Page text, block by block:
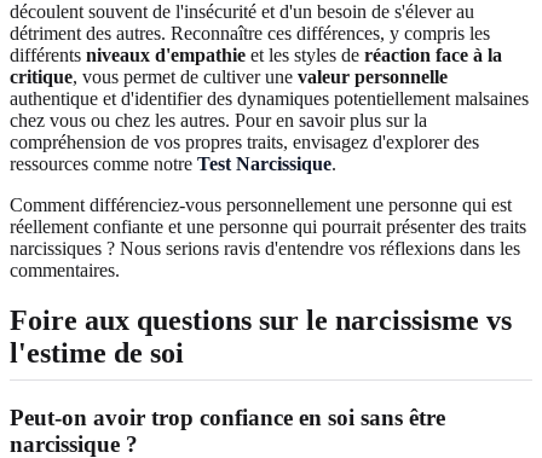
découlent souvent de l'insécurité et d'un besoin de s'élever au
détriment des autres. Reconnaître ces différences, y compris les
différents niveaux d'empathie et les styles de réaction face à la
critique, vous permet de cultiver une valeur personnelle
authentique et d'identifier des dynamiques potentiellement malsaines
chez vous ou chez les autres. Pour en savoir plus sur la
compréhension de vos propres traits, envisagez d'explorer des
ressources comme notre Test Narcissique.
Comment différenciez-vous personnellement une personne qui est
réellement confiante et une personne qui pourrait présenter des traits
narcissiques ? Nous serions ravis d'entendre vos réflexions dans les
commentaires.
Foire aux questions sur le narcissisme vs
l'estime de soi
Peut-on avoir trop confiance en soi sans être
narcissique ?